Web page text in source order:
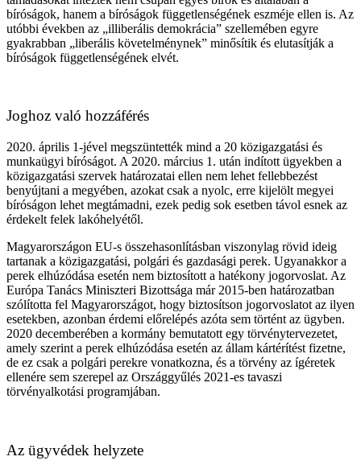
bíróságok, hanem a bíróságok függetlenségének eszméje ellen is. Az
utóbbi években az „illiberális demokrácia” szellemében egyre
gyakrabban „liberális követelménynek” minősítik és elutasítják a
bíróságok függetlenségének elvét.
Joghoz való hozzáférés
2020. április 1-jével megszüntették mind a 20 közigazgatási és
munkaügyi bíróságot. A 2020. március 1. után indított ügyekben a
közigazgatási szervek határozatai ellen nem lehet fellebbezést
benyújtani a megyében, azokat csak a nyolc, erre kijelölt megyei
bíróságon lehet megtámadni, ezek pedig sok esetben távol esnek az
érdekelt felek lakóhelyétől.
Magyarországon EU-s összehasonlításban viszonylag rövid ideig
tartanak a közigazgatási, polgári és gazdasági perek. Ugyanakkor a
perek elhúzódása esetén nem biztosított a hatékony jogorvoslat. Az
Európa Tanács Miniszteri Bizottsága már 2015-ben határozatban
szólította fel Magyarországot, hogy biztosítson jogorvoslatot az ilyen
esetekben, azonban érdemi előrelépés azóta sem történt az ügyben.
2020 decemberében a kormány bemutatott egy törvénytervezetet,
amely szerint a perek elhúzódása esetén az állam kártérítést fizetne,
de ez csak a polgári perekre vonatkozna, és a törvény az ígéretek
ellenére sem szerepel az Országgyűlés 2021-es tavaszi
törvényalkotási programjában.
Az ügyvédek helyzete